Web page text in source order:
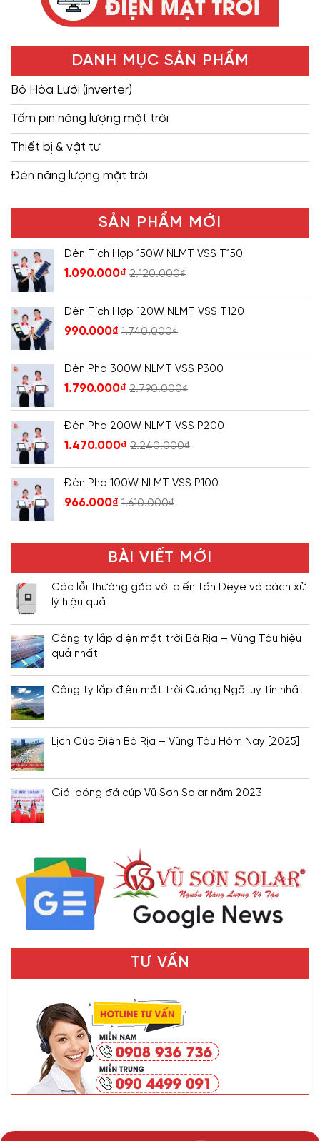
DANH MỤC SẢN PHẨM
Bộ Hòa Lưới (inverter)
Tấm pin năng lượng mặt trời
Thiết bị & vật tư
Đèn năng lượng mặt trời
SẢN PHẨM MỚI
Đèn Tích Hợp 150W NLMT VSS T150
1.090.000₫ 2.120.000₫
Đèn Tích Hợp 120W NLMT VSS T120
990.000₫ 1.740.000₫
Đèn Pha 300W NLMT VSS P300
1.790.000₫ 2.790.000₫
Đèn Pha 200W NLMT VSS P200
1.470.000₫ 2.240.000₫
Đèn Pha 100W NLMT VSS P100
966.000₫ 1.610.000₫
BÀI VIẾT MỚI
Các lỗi thường gặp với biến tần Deye và cách xử
lý hiệu quả
Công ty lắp điện mặt trời Bà Rịa – Vũng Tàu hiệu
quả nhất
Công ty lắp điện mặt trời Quảng Ngãi uy tín nhất
Lịch Cúp Điện Bà Rịa – Vũng Tàu Hôm Nay [2025]
Giải bóng đá cúp Vũ Sơn Solar năm 2023
TƯ VẤN